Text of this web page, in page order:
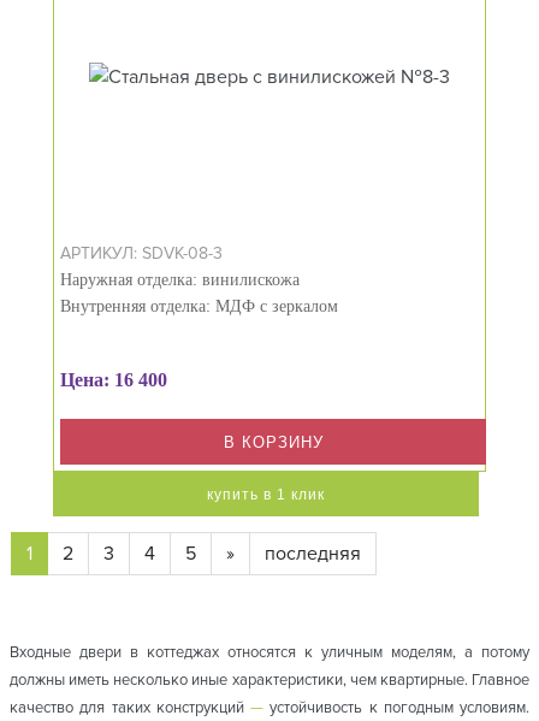
АРТИКУЛ: SDVK-08-3
Наружная отделка: винилискожа
Внутренняя отделка: МДФ с зеркалом
Цена: 16 400
В КОРЗИНУ
купить в 1 клик
1 2 3 4 5 » последняя
Входные двери в коттеджах относятся к уличным моделям, а потому
должны иметь несколько иные характеристики, чем квартирные. Главное
качество для таких конструкций — устойчивость к погодным условиям.